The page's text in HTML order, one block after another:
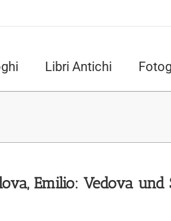
Libri Antichi
Emilio: Vedova und